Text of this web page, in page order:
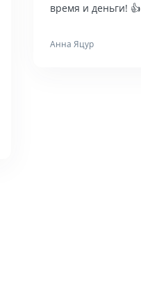
время и деньги! 👍
Анна Яцур